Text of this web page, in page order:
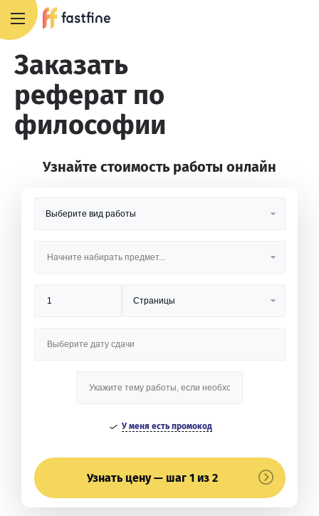
Заказать
реферат по
философии
Узнайте стоимость работы онлайн
У меня есть промокод
Узнать цену — шаг 1 из 2